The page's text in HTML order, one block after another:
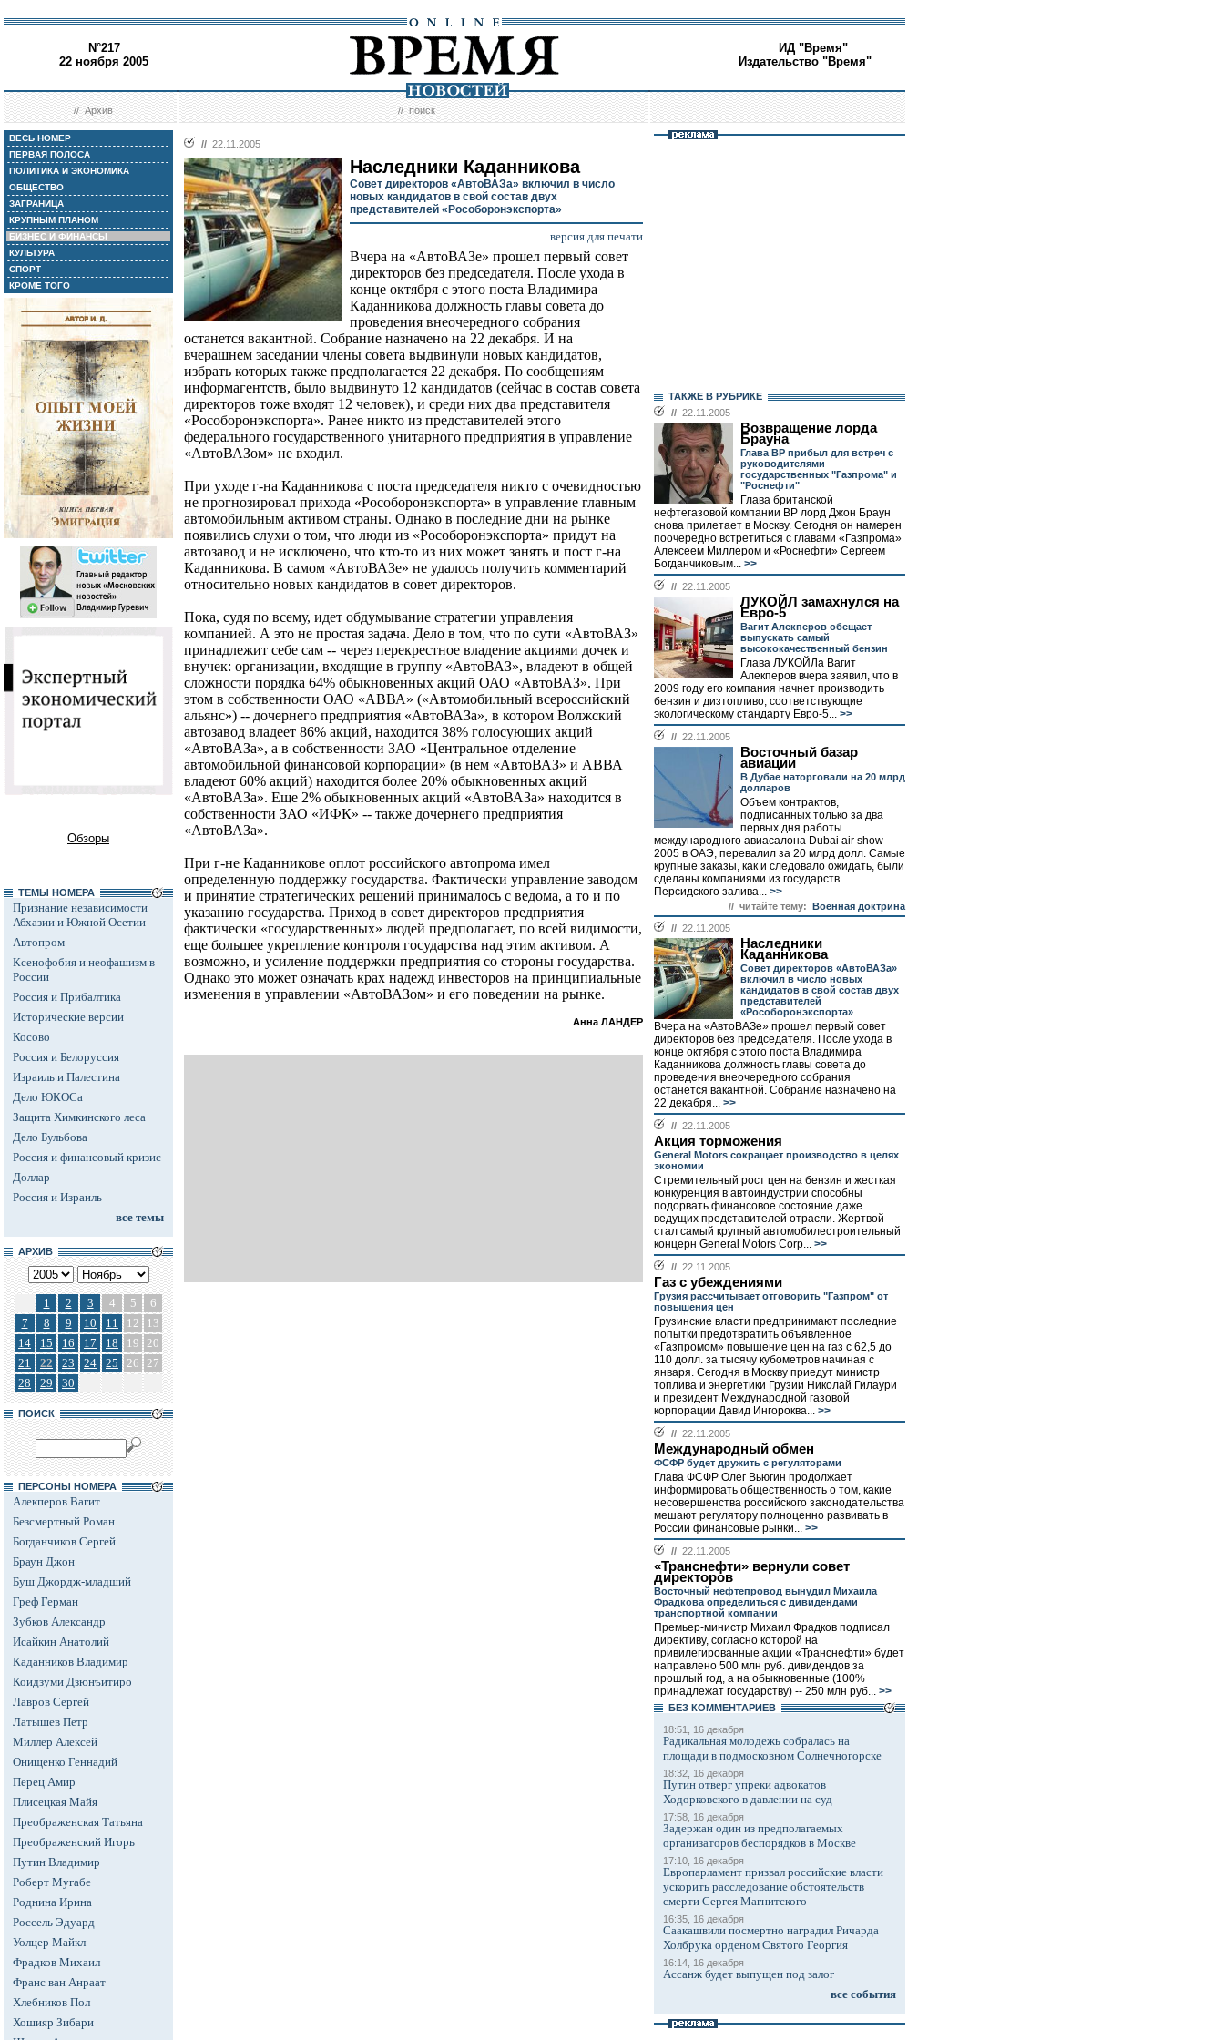
N°217
22 ноября 2005
ИД "Время"
Издательство "Время"
//Архив //поиск
ВЕСЬ НОМЕР
ПЕРВАЯ ПОЛОСА
ПОЛИТИКА И ЭКОНОМИКА
ОБЩЕСТВО
ЗАГРАНИЦА
КРУПНЫМ ПЛАНОМ
БИЗНЕС И ФИНАНСЫ
КУЛЬТУРА
СПОРТ
КРОМЕ ТОГО
Обзоры
ТЕМЫ НОМЕРА
Признание независимости
Абхазии и Южной Осетии
Автопром
Ксенофобия и неофашизм в
России
Россия и Прибалтика
Исторические версии
Косово
Россия и Белоруссия
Израиль и Палестина
Дело ЮКОСа
Защита Химкинского леса
Дело Бульбова
Россия и финансовый кризис
Доллар
Россия и Израиль
все темы
АРХИВ
1 2 3 4 5
6
7
8 9 10 11 12
13
14
15 16 17 18 19 20
21
22 23 24 25 26 27
28
29 30
ПОИСК
ПЕРСОНЫ НОМЕРА
Алекперов Вагит
Безсмертный Роман
Богданчиков Сергей
Браун Джон
Буш Джордж-младший
Греф Герман
Зубков Александр
Исайкин Анатолий
Каданников Владимир
Коидзуми Дзюнъитиро
Лавров Сергей
Латышев Петр
Миллер Алексей
Онищенко Геннадий
Перец Амир
Плисецкая Майя
Преображенская Татьяна
Преображенский Игорь
Путин Владимир
Роберт Мугабе
Роднина Ирина
Россель Эдуард
Уолцер Майкл
Фрадков Михаил
Франс ван Анраат
Хлебников Пол
Хошияр Зибари
// 22.11.2005
Наследники Каданникова
Совет директоров «АвтоВАЗа» включил в число
новых кандидатов в свой состав двух
представителей «Рособоронэкспорта»
версия для печати
Вчера на «АвтоВАЗе» прошел первый совет
директоров без председателя. После ухода в
конце октября с этого поста Владимира
Каданникова должность главы совета до
проведения внеочередного собрания
останется вакантной. Собрание назначено на 22 декабря. И на
вчерашнем заседании члены совета выдвинули новых кандидатов,
избрать которых также предполагается 22 декабря. По сообщениям
информагентств, было выдвинуто 12 кандидатов (сейчас в состав совета
директоров тоже входят 12 человек), и среди них два представителя
«Рособоронэкспорта». Ранее никто из представителей этого
федерального государственного унитарного предприятия в управление
«АвтоВАЗом» не входил.
При уходе г-на Каданникова с поста председателя никто с очевидностью
не прогнозировал прихода «Рособоронэкспорта» в управление главным
автомобильным активом страны. Однако в последние дни на рынке
появились слухи о том, что люди из «Рособоронэкспорта» придут на
автозавод и не исключено, что кто-то из них может занять и пост г-на
Каданникова. В самом «АвтоВАЗе» не удалось получить комментарий
относительно новых кандидатов в совет директоров.
Пока, судя по всему, идет обдумывание стратегии управления
компанией. А это не простая задача. Дело в том, что по сути «АвтоВАЗ»
принадлежит себе сам -- через перекрестное владение акциями дочек и
внучек: организации, входящие в группу «АвтоВАЗ», владеют в общей
сложности порядка 64% обыкновенных акций ОАО «АвтоВАЗ». При
этом в собственности ОАО «АВВА» («Автомобильный всероссийский
альянс») -- дочернего предприятия «АвтоВАЗа», в котором Волжский
автозавод владеет 86% акций, находится 38% голосующих акций
«АвтоВАЗа», а в собственности ЗАО «Центральное отделение
автомобильной финансовой корпорации» (в нем «АвтоВАЗ» и АВВА
владеют 60% акций) находится более 20% обыкновенных акций
«АвтоВАЗа». Еще 2% обыкновенных акций «АвтоВАЗа» находится в
собственности ЗАО «ИФК» -- также дочернего предприятия
«АвтоВАЗа».
При г-не Каданникове оплот российского автопрома имел
определенную поддержку государства. Фактически управление заводом
и принятие стратегических решений принималось с ведома, а то и по
указанию государства. Приход в совет директоров предприятия
фактически «государственных» людей предполагает, по всей видимости,
еще большее укрепление контроля государства над этим активом. А
возможно, и усиление поддержки предприятия со стороны государства.
Однако это может означать крах надежд инвесторов на принципиальные
изменения в управлении «АвтоВАЗом» и его поведении на рынке.
Анна ЛАНДЕР
ТАКЖЕ В РУБРИКЕ
// 22.11.2005
Возвращение лорда
Брауна
Глава ВР прибыл для встреч с
руководителями
государственных "Газпрома" и
"Роснефти"
Глава британской
нефтегазовой компании ВР лорд Джон Браун
снова прилетает в Москву. Сегодня он намерен
поочередно встретиться с главами «Газпрома»
Алексеем Миллером и «Роснефти» Сергеем
Богданчиковым... >>
// 22.11.2005
ЛУКОЙЛ замахнулся на
Евро-5
Вагит Алекперов обещает
выпускать самый
высококачественный бензин
Глава ЛУКОЙЛа Вагит
Алекперов вчера заявил, что в
2009 году его компания начнет производить
бензин и дизтопливо, соответствующие
экологическому стандарту Евро-5... >>
// 22.11.2005
Восточный базар
авиации
В Дубае наторговали на 20 млрд
долларов
Объем контрактов,
подписанных только за два
первых дня работы
международного авиасалона Dubai air show
2005 в ОАЭ, перевалил за 20 млрд долл. Самые
крупные заказы, как и следовало ожидать, были
сделаны компаниями из государств
Персидского залива... >>
// читайте тему: Военная доктрина
// 22.11.2005
Наследники
Каданникова
Совет директоров «АвтоВАЗа»
включил в число новых
кандидатов в свой состав двух
представителей
«Рособоронэкспорта»
Вчера на «АвтоВАЗе» прошел первый совет
директоров без председателя. После ухода в
конце октября с этого поста Владимира
Каданникова должность главы совета до
проведения внеочередного собрания
останется вакантной. Собрание назначено на
22 декабря... >>
// 22.11.2005
Акция торможения
General Motors сокращает производство в целях
экономии
Стремительный рост цен на бензин и жесткая
конкуренция в автоиндустрии способны
подорвать финансовое состояние даже
ведущих представителей отрасли. Жертвой
стал самый крупный автомобилестроительный
концерн General Motors Corp... >>
// 22.11.2005
Газ с убеждениями
Грузия рассчитывает отговорить "Газпром" от
повышения цен
Грузинские власти предпринимают последние
попытки предотвратить объявленное
«Газпромом» повышение цен на газ с 62,5 до
110 долл. за тысячу кубометров начиная с
января. Сегодня в Москву приедут министр
топлива и энергетики Грузии Николай Гилаури
и президент Международной газовой
корпорации Давид Ингороква... >>
// 22.11.2005
Международный обмен
ФСФР будет дружить с регуляторами
Глава ФСФР Олег Вьюгин продолжает
информировать общественность о том, какие
несовершенства российского законодательства
мешают регулятору полноценно развивать в
России финансовые рынки... >>
// 22.11.2005
«Транснефти» вернули совет
директоров
Восточный нефтепровод вынудил Михаила
Фрадкова определиться с дивидендами
транспортной компании
Премьер-министр Михаил Фрадков подписал
директиву, согласно которой на
привилегированные акции «Транснефти» будет
направлено 500 млн руб. дивидендов за
прошлый год, а на обыкновенные (100%
принадлежат государству) -- 250 млн руб... >>
БЕЗ КОМMЕНТАРИЕВ
18:51, 16 декабря
Радикальная молодежь собралась на
площади в подмосковном Солнечногорске
18:32, 16 декабря
Путин отверг упреки адвокатов
Ходорковского в давлении на суд
17:58, 16 декабря
Задержан один из предполагаемых
организаторов беспорядков в Москве
17:10, 16 декабря
Европарламент призвал российские власти
ускорить расследование обстоятельств
смерти Сергея Магнитского
16:35, 16 декабря
Саакашвили посмертно наградил Ричарда
Холбрука орденом Святого Георгия
16:14, 16 декабря
Ассанж будет выпущен под залог
все события